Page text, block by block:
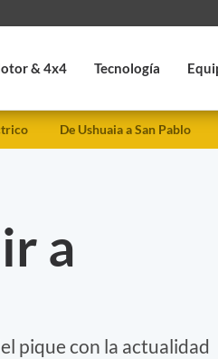
& 4x4 Tecnología
De Ushuaia a San Pablo
a
pique con la actualidad